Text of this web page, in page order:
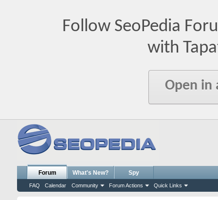
Follow SeoPedia
with
Open in
Forum
FAQ Calendar Community Forum Actions Quick Links
What's New? Spy